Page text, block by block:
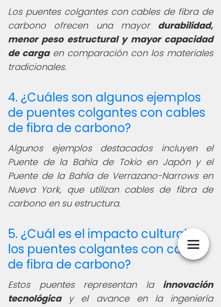
Los puentes colgantes con cables de fibra de
carbono ofrecen una mayor durabilidad,
menor peso estructural y mayor capacidad
de cargaen comparación con los materiales
tradicionales.
4. ¿Cuáles son algunos ejemplos
de puentes colgantes con cables
de fibra de carbono?
Algunos ejemplos destacados incluyen el
Puente de la Bahía de Tokio en Japón y el
Puente de la Bahía de Verrazano-Narrows en
Nueva York, que utilizan cables de fibra de
carbono en su estructura.
5. ¿Cuál es el impacto cultural de
los puentes colgantes con cables
de fibra de carbono?
Estos puentes representan la innovación
tecnológicay el avance en la ingeniería